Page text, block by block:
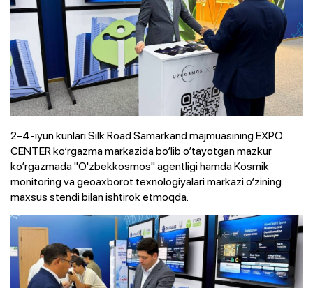
2–4-iyun kunlari Silk Road Samarkand majmuasining EXPO
CENTER ko‘rgazma markazida bo‘lib o‘tayotgan mazkur
ko‘rgazmada "O'zbekkosmos" agentligi hamda Kosmik
monitoring va geoaxborot texnologiyalari markazi o‘zining
maxsus stendi bilan ishtirok etmoqda.